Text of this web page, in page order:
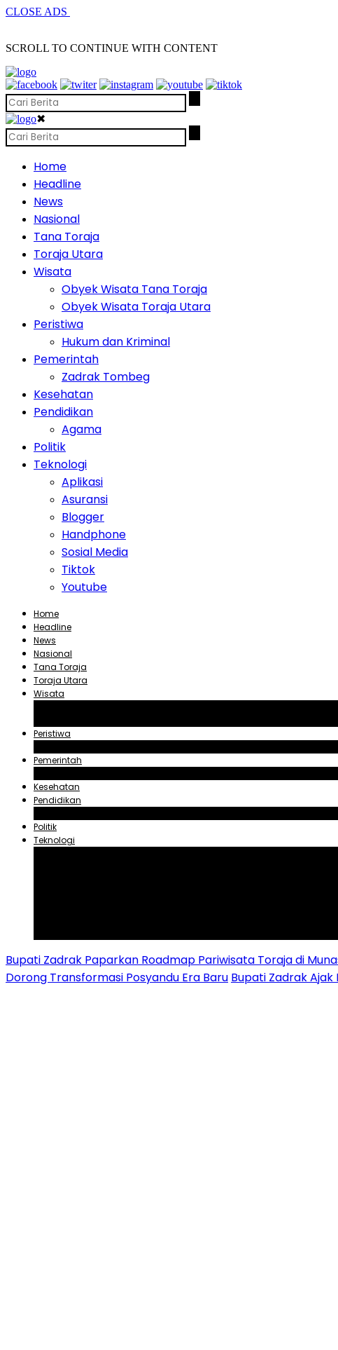
CLOSE ADS
SCROLL TO CONTINUE WITH CONTENT
✖
Home
Headline
News
Nasional
Tana Toraja
Toraja Utara
Wisata
Obyek Wisata Tana Toraja
Obyek Wisata Toraja Utara
Peristiwa
Hukum dan Kriminal
Pemerintah
Zadrak Tombeg
Kesehatan
Pendidikan
Agama
Politik
Teknologi
Aplikasi
Asuransi
Blogger
Handphone
Sosial Media
Tiktok
Youtube
Home
Headline
News
Nasional
Tana Toraja
Toraja Utara
Wisata
Peristiwa
Pemerintah
Kesehatan
Pendidikan
Politik
Teknologi
Bupati Zadrak Paparkan Roadmap Pariwisata Toraja di
Dorong Transformasi Posyandu Era Baru Bupati Zadrak